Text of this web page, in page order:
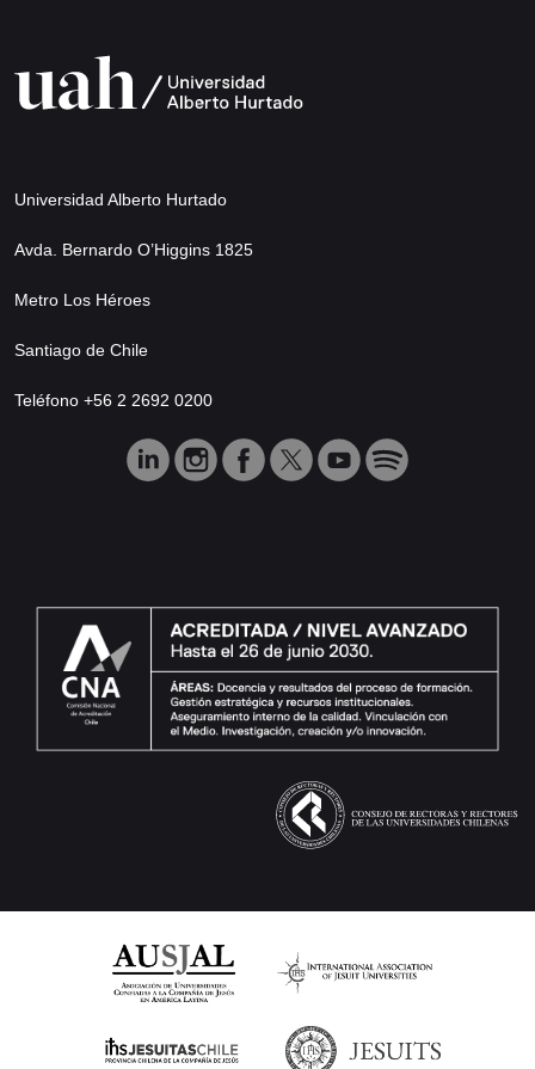
Universidad Alberto Hurtado
Avda. Bernardo O’Higgins 1825
Metro Los Héroes
Santiago de Chile
Teléfono +56 2 2692 0200